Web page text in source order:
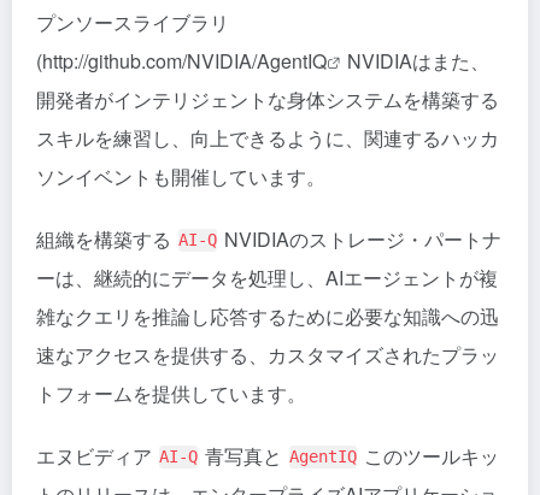
プンソースライブラリ
(http://github.com/NVIDIA/AgentIQ
NVIDIAはまた、
開発者がインテリジェントな身体システムを構築する
スキルを練習し、向上できるように、関連するハッカ
ソンイベントも開催しています。
組織を構築する AI-Q NVIDIAのストレージ・パートナ
ーは、継続的にデータを処理し、AIエージェントが複
雑なクエリを推論し応答するために必要な知識への迅
速なアクセスを提供する、カスタマイズされたプラッ
トフォームを提供しています。
エヌビディア AI-Q 青写真と AgentIQ このツールキッ